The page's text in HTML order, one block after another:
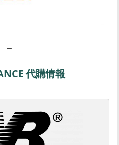
–
代購情報